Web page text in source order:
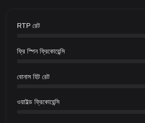
RTP রেট
ফ্রি স্পিন ফ্রিকোয়েন্সি
বোনাস হিট রেট
ওয়াইল্ড ফ্রিকোয়েন্সি